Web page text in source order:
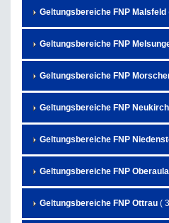
Geltungsbereiche FNP Malsfeld
Geltungsbereiche FNP
Geltungsbereiche FNP
Geltungsbereiche FNP
Geltungsbereiche FNP
Geltungsbereiche FNP Oberaula
Geltungsbereiche FNP Ottrau (